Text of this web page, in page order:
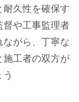
久性を確保す
督や工事監理者
ながら、丁寧な
施工者の双方が